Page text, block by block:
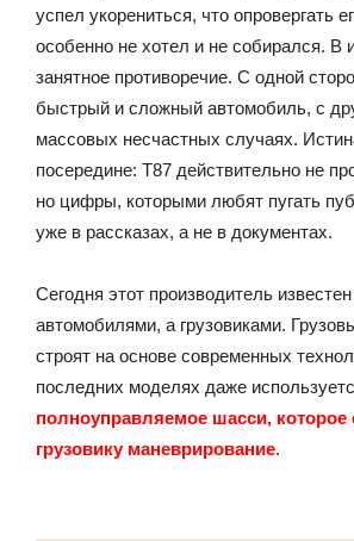
успел укорениться, что опровергать
особенно не хотел и не собирался. В
занятное противоречие. С одной
быстрый и сложный автомобиль, с
массовых несчастных случаях.
посередине: T87 действительно не
но цифры, которыми любят пугать
уже в рассказах, а не в документах.
Сегодня этот производитель
автомобилями, а грузовиками.
строят на основе современных
последних моделях даже
полноуправляемое шасси, которое
грузовику маневрирование.